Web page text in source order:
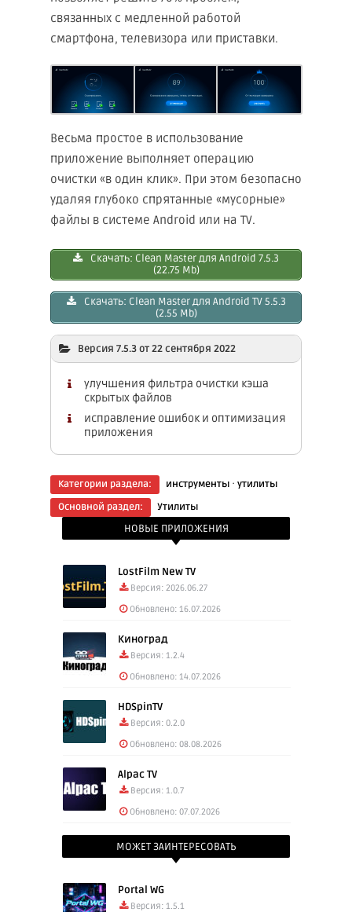
связанных с медленной работой
смартфона, телевизора или приставки.
Весьма простое в использование
приложение выполняет операцию
очистки «в один клик». При этом безопасно
удаляя глубоко спрятанные «мусорные»
файлы в системе Android или на TV.
Скачать: Clеan Master для Android 7.5.3
(22.75 Mb)
Скачать: Clean Master для Android TV 5.5.3
(2.55 Mb)
Версия 7.5.3 от 22 сентября 2022
улучшения фильтра очистки кэша
скрытых файлов
исправление ошибок и оптимизация
приложения
Категории раздела: инструменты · утилиты
Основной раздел:
Утилиты
НОВЫЕ ПРИЛОЖЕНИЯ
LostFilm New TV
Версия: 2026.06.27
Обновлено: 16.07.2026
Киноград
Версия: 1.2.4
Обновлено: 14.07.2026
HDSpinTV
Версия: 0.2.0
Обновлено: 08.08.2026
Alpac TV
Версия: 1.0.7
Обновлено: 07.07.2026
МОЖЕТ ЗАИНТЕРЕСОВАТЬ
Portal WG
Версия: 1.5.1